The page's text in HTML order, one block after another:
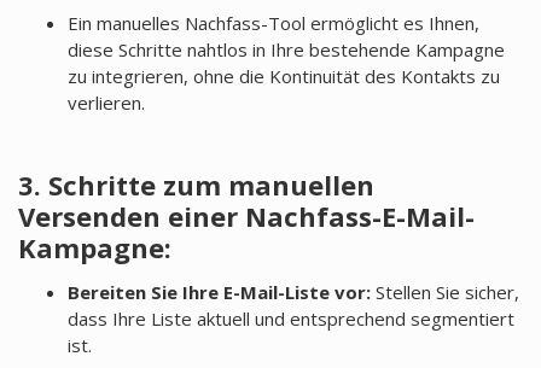
Ein manuelles Nachfass-Tool ermöglicht es Ihnen,
diese Schritte nahtlos in Ihre bestehende Kampagne
zu integrieren, ohne die Kontinuität des Kontakts zu
verlieren.
3. Schritte zum manuellen
Versenden einer Nachfass-E-Mail-
Kampagne:
Bereiten Sie Ihre E-Mail-Liste vor:Stellen Sie sicher,
dass Ihre Liste aktuell und entsprechend segmentiert
ist.